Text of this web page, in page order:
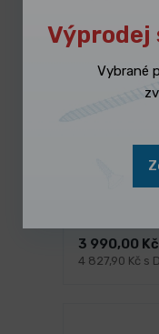
3 990,00 Kč
4 827,90 Kč s
Výprodej
Vybrané